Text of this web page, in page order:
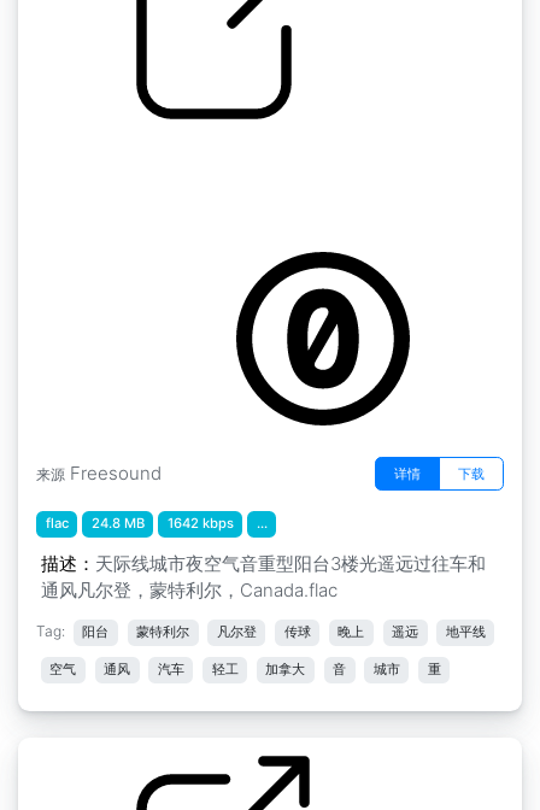
来源 Freesound 详情 下载
flac 24.8 MB 1642 kbps ...
描述： 天际线城市夜空气音重型阳台3楼光遥远过往车和
通风凡尔登，蒙特利尔，Canada.flac
Tag: 阳台 蒙特利尔 凡尔登 传球 晚上 遥远 地平线
空气 通风 汽车 轻工 加拿大 音 城市 重